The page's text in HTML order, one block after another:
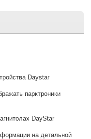
Daystar
парктроники
DayStar
на детальной